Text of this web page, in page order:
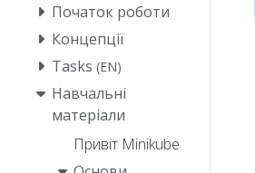
Початок роботи
Концепції
Tasks (EN)
Навчальні
матеріали
Привіт Minikube